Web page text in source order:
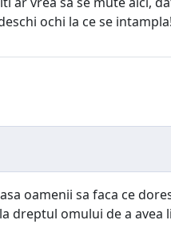
ochi la ce se intampla!
oamenii sa faca ce
dreptul omului de a